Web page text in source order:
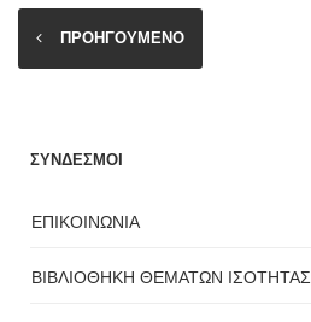
ΠΡΟΗΓΟΥΜΕΝΟ
ΣΥΝΔΕΣΜΟΙ
ΕΠΙΚΟΙΝΩΝΙΑ
ΒΙΒΛΙΟΘΗΚΗ ΘΕΜΑΤΩΝ ΙΣΟΤΗΤΑΣ